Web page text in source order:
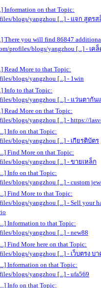
Information on that Topic:
blogs/yangzhou [...] - แจก สูตร
There you will find 86847
profiles/blogs/yangzhou [...] - เค
Read More to that Topic:
blogs/yangzhou [...] - 1win
Info to that Topic:
blogs/yangzhou [...] - แว่นตากัน
Read More on that Topic:
blogs/yangzhou [...] - https://
Info on that Topic:
blogs/yangzhou [...] - เกียรติบัตร
Find More on that Topic:
blogs/yangzhou [...] - ขายเหล็ก
Info on that Topic:
blogs/yangzhou [...] - custom
Find More to that Topic:
blogs/yangzhou [...] - Sell your
Information to that Topic:
blogs/yangzhou [...] - new88
Find More here on that Topic:
blogs/yangzhou [...] - เว็บตรง บ
Information on that Topic:
blogs/yangzhou [...] - ufa569
Info on that Topic: